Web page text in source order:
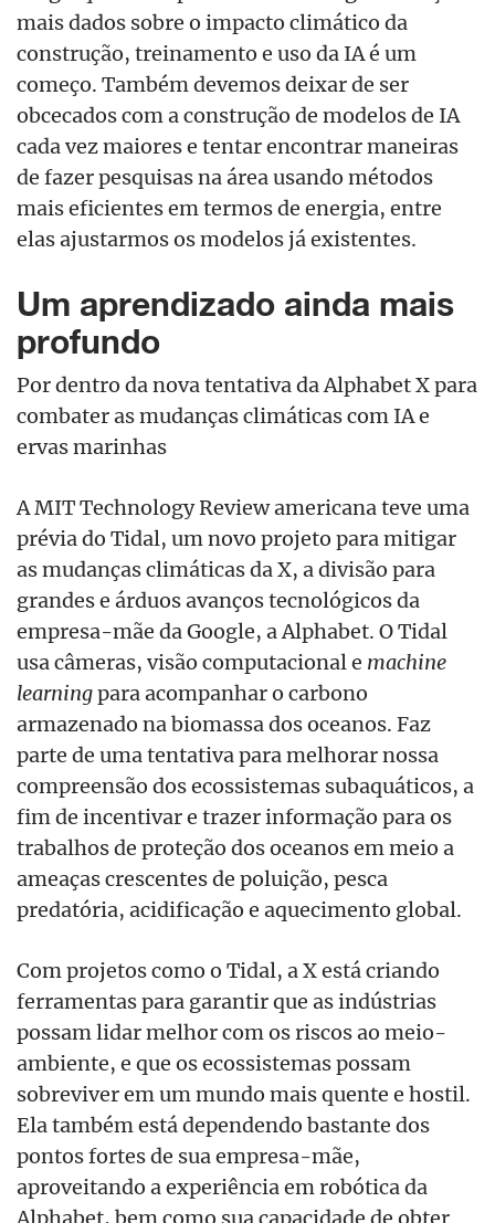
mais dados sobre o impacto climático da
construção, treinamento e uso da IA é um
começo. Também devemos deixar de ser
obcecados com a construção de modelos de IA
cada vez maiores e tentar encontrar maneiras
de fazer pesquisas na área usando métodos
mais eficientes em termos de energia, entre
elas ajustarmos os modelos já existentes.
Um aprendizado ainda mais
profundo
Por dentro da nova tentativa da Alphabet X para
combater as mudanças climáticas com IA e
ervas marinhas
A MIT Technology Review americana teve uma
prévia do Tidal, um novo projeto para mitigar
as mudanças climáticas da X, a divisão para
grandes e árduos avanços tecnológicos da
empresa-mãe da Google, a Alphabet. O Tidal
usa câmeras, visão computacional e machine
learningpara acompanhar o carbono
armazenado na biomassa dos oceanos. Faz
parte de uma tentativa para melhorar nossa
compreensão dos ecossistemas subaquáticos, a
fim de incentivar e trazer informação para os
trabalhos de proteção dos oceanos em meio a
ameaças crescentes de poluição, pesca
predatória, acidificação e aquecimento global.
Com projetos como o Tidal, a X está criando
ferramentas para garantir que as indústrias
possam lidar melhor com os riscos ao meio-
ambiente, e que os ecossistemas possam
sobreviver em um mundo mais quente e hostil.
Ela também está dependendo bastante dos
pontos fortes de sua empresa-mãe,
aproveitando a experiência em robótica da
Alphabet, bem como sua capacidade de obter